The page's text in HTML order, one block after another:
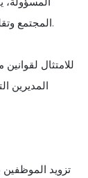
المجتمع وتقليل المخاطر المرتبطة بالحوادث المتعلقة بالكحول.
للامتثال
المديرين
تزويد الموظفين